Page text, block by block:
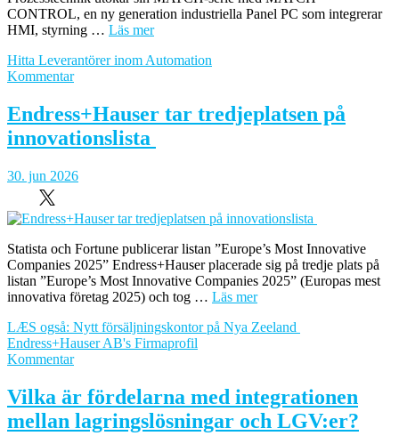
CONTROL, en ny generation industriella Panel PC som integrerar
HMI, styrning … Läs mer
Hitta Leverantörer inom Automation
Kommentarom
lanserar
integrerade
HMI-
med
inbyggd
för
automation
Endress+Hauser tar tredjeplatsen på
innovationslista
30. jun 2026
Statista och Fortune publicerar listan ”Europe’s Most Innovative
Companies 2025” Endress+Hauser placerade sig på tredje plats på
listan ”Europe’s Most Innovative Companies 2025” (Europas mest
innovativa företag 2025) och tog … Läs mer
LÆS også: Nytt försäljningskontor på Nya Zeeland
Endress+Hauser AB's Firmaprofil
Kommentarom
tredjeplatsen
på
Vilka är fördelarna med integrationen
mellan lagringslösningar och LGV:er?